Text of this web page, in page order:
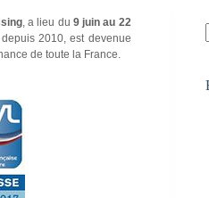
, a lieu du 9 juin au 22
depuis 2010, est devenue
de toute la France.